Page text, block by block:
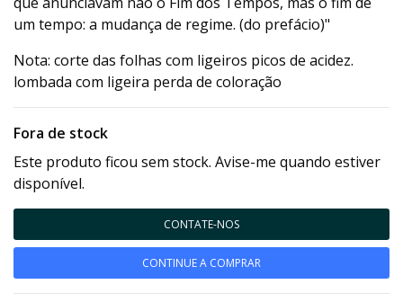
um tempo: a mudança de regime. (do prefácio)"
Nota: corte das folhas com ligeiros picos de acidez.
lombada com ligeira perda de coloração
Fora de stock
Este produto ficou sem stock. Avise-me quando estiver
disponível.
CONTATE-NOS
CONTINUE A COMPRAR